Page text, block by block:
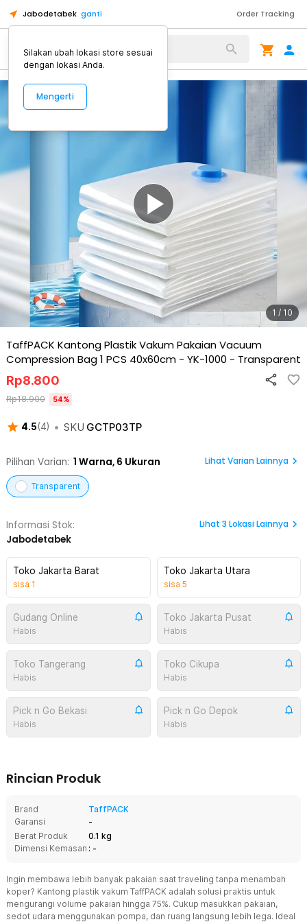
Jabodetabek ganti Order Tracking
Alat Kopi
1 / 10
TaffPACK Kantong Plastik Vakum Pakaian Vacuum
Compression Bag 1 PCS 40x60cm - YK-1000 - Transparent
4.5(4) • SKU GCTP03TP
Rp8.800
Rp18.900 54%
Pilihan Varian: 1 Warna, 6 Ukuran Lihat Varian Lainnya
Transparent
Informasi Stok:
Jabodetabek
Lihat 3 Lokasi Lainnya
Toko Jakarta Barat
sisa 1
Toko Jakarta Utara
sisa 5
Gudang Online
Habis
Toko Jakarta Pusat
Habis
Toko Tangerang
Habis
Toko Cikupa
Habis
Pick n Go Bekasi
Habis
Pick n Go Depok
Habis
Rincian Produk
Brand
TaffPACK
Garansi
-
Berat Produk
0.1 kg
Dimensi Kemasan : -
Ingin membawa lebih banyak pakaian saat traveling tanpa menambah
koper? Kantong plastik vakum TaffPACK adalah solusi praktis untuk
mengurangi volume pakaian hingga 75%. Cukup masukkan pakaian,
sedot udara menggunakan pompa, dan ruang langsung lebih lega. Ideal
Silakan ubah lokasi store sesuai
dengan lokasi Anda.
Mengerti